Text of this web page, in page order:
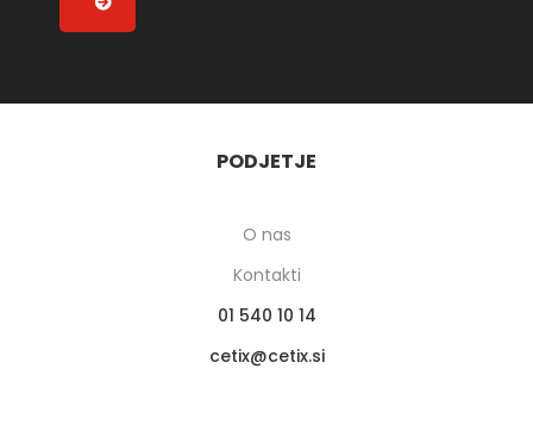
PODJETJE
O nas
Kontakti
01 540 10 14
cetix
cetix.si